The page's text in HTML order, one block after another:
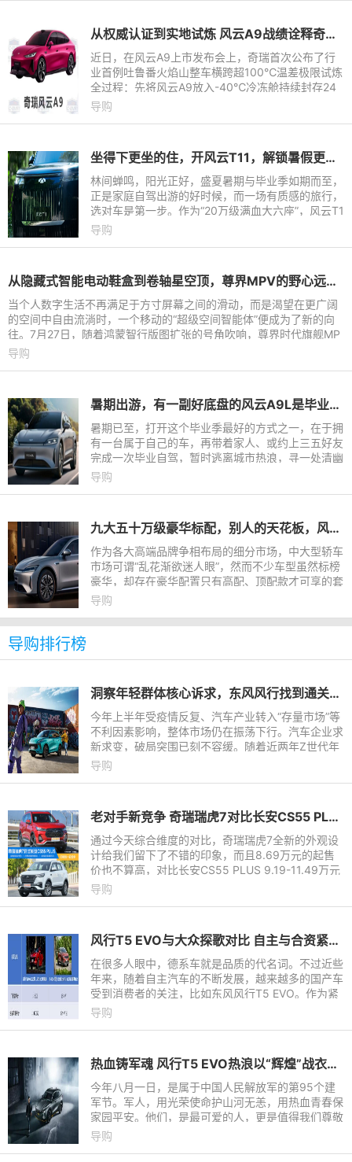
从权威认证到实地试炼 风云A9战绩诠释奇瑞造车安全底色
近日，在风云A9上市发布会上，奇瑞首次公布了行
业首例吐鲁番火焰山整车横跨超100℃温差极限试炼
全过程：先将风云A9放入-40℃冷冻舱持续封存24
小时，完成极寒工况验证；随后车辆无缝驶入地表近
导购
坐得下更坐的住，开风云T11，解锁暑假更好的打开方式
林间蝉鸣，阳光正好，盛夏暑期与毕业季如期而至，
正是家庭自驾出游的好时候，而一场有质感的旅行，
选对车是第一步。作为“20万级满血大六座”，风云T1
1通过宽适空间、多元配置以及超长续航的兜底，带
导购
从隐藏式智能电动鞋盒到卷轴星空顶，尊界MPV的野心远不止一台旗舰MPV
当个人数字生活不再满足于方寸屏幕之间的滑动，而是渴望在更广阔
的空间中自由流淌时，一个移动的“超级空间智能体”便成为了新的向
往。7月27日，随着鸿蒙智行版图扩张的号角吹响，尊界时代旗舰MP
V正式定档8月5日14:3
导购
暑期出游，有一副好底盘的风云A9L是毕业季最好的礼物
暑期已至，打开这个毕业季最好的方式之一，在于拥
有一台属于自己的车，再带着家人、或约上三五好友
完成一次毕业自驾，暂时逃离城市热浪，寻一处清幽
的山林溪流纳凉。而在抵达目的地之前，要攻克长途
导购
九大五十万级豪华标配，别人的天花板，风云A9L的“起跑线”
作为各大高端品牌争相布局的细分市场，中大型轿车
市场可谓“乱花渐欲迷人眼”，然而不少车型虽然标榜
豪华，却存在豪华配置只有高配、顶配款才可享的套
路。作为奇瑞首款C级旗舰轿车，风云A9L的出现打
导购
导购排行榜
洞察年轻群体核心诉求，东风风行找到通关密码！
今年上半年受疫情反复、汽车产业转入“存量市场”等
不利因素影响，整体市场仍在振荡下行。汽车企业求
新求变，破局突围已刻不容缓。随着近两年Z世代年
轻群体逐渐成为购车主力军，汽车品牌的年轻化变革
导购
老对手新竞争 奇瑞瑞虎7对比长安CS55 PLUS
通过今天综合维度的对比，奇瑞瑞虎7全新的外观设
计给我们留下了不错的印象，而且8.69万元的起售
价也不算高，对比长安CS55 PLUS 9.19-11.49万元
的售价来看，两款车的定价都给出了一定的诚意，不
导购
风行T5 EVO与大众探歌对比 自主与合资紧凑SUV该选哪一款？
在很多人眼中，德系车就是品质的代名词。不过近些
年来，随着自主汽车的不断发展，越来越多的国产车
受到消费者的关注，比如东风风行T5 EVO。作为紧
凑型SUV市场上的后起之秀，它凭借抢眼的颜值、充
导购
热血铸军魂 风行T5 EVO热浪以“辉煌”战衣致敬建军节
今年八月一日，是属于中国人民解放军的第95个建
军节。军人，用光荣使命护山河无恙，用热血青春保
家园平安。他们，是最可爱的人，更是值得我们尊敬
的人！与此同时，越来越多的Z世代热浪青年，加入
导购